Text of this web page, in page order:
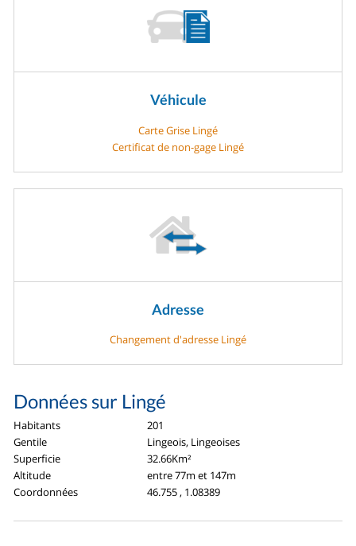
Véhicule
Carte Grise Lingé
Certificat de non-gage Lingé
Adresse
Changement d'adresse Lingé
Données sur Lingé
Habitants
201
Gentile
Lingeois, Lingeoises
Superficie
32.66Km²
Altitude
entre 77m et 147m
Coordonnées
46.755 , 1.08389